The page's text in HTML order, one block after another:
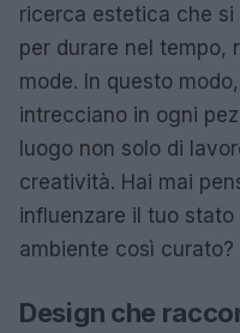
ricerca estetica che
per durare nel tempo,
mode. In questo
intrecciano in ogni
luogo non solo di
creatività. Hai mai
influenzare il tuo stato
ambiente così curato?
Design che